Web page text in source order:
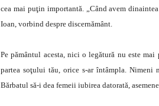
cea mai puţin importantă. „Când avem
Ioan, vorbind despre discernământ.
Pe pământul acesta, nici o legătură nu este
partea soţului tău, orice s-ar întâmpla.
Bărbatul să-i dea femeii iubirea datorată,